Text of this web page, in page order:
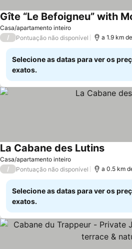
Casa/apartamento inteiro
/ Pontuação não disponível a 1.9 km
Selecione as datas para ver os
exatos.
Casa/apartamento inteiro
La Cabane des Lutins
/ Pontuação não disponível a 0.5 km
Selecione as datas para ver os
exatos.